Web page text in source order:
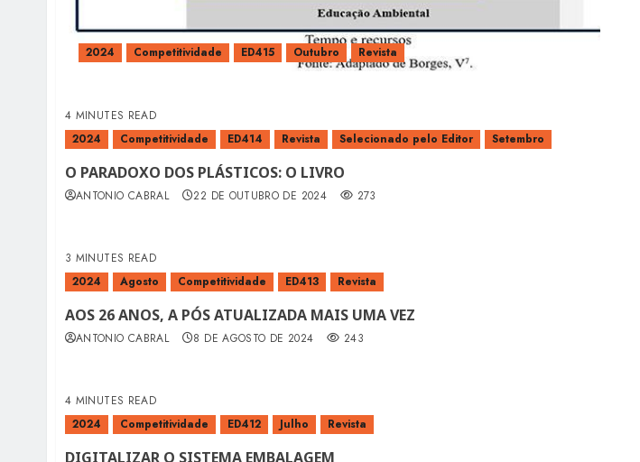
2024 Competitividade ED415 Outubro Revista
4 MINUTES READ
2024
Competitividade ED414 Revista Selecionado pelo Editor Setembro
O PARADOXO DOS PLÁSTICOS: O LIVRO
ANTONIO CABRAL 22 DE OUTUBRO DE 2024 273
3 MINUTES READ
2024
Agosto Competitividade ED413 Revista
AOS 26 ANOS, A PÓS ATUALIZADA MAIS UMA VEZ
ANTONIO CABRAL 8 DE AGOSTO DE 2024 243
4 MINUTES READ
2024
Competitividade ED412 Julho Revista
DIGITALIZAR O SISTEMA EMBALAGEM